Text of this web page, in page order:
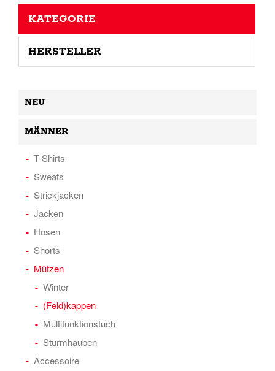
KATEGORIE
HERSTELLER
NEU
MÄNNER
T-Shirts
Sweats
Strickjacken
Jacken
Hosen
Shorts
Mützen
Winter
(Feld)kappen
Multifunktionstuch
Sturmhauben
Accessoire